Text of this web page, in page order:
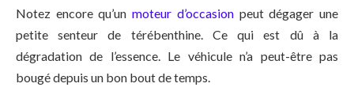
Notez encore qu’unmoteur d’occasionpeut dégager une
petite senteur de térébenthine. Ce qui est dû à la
dégradation de l’essence. Le véhicule n’a peut-être pas
bougé depuis un bon bout de temps.